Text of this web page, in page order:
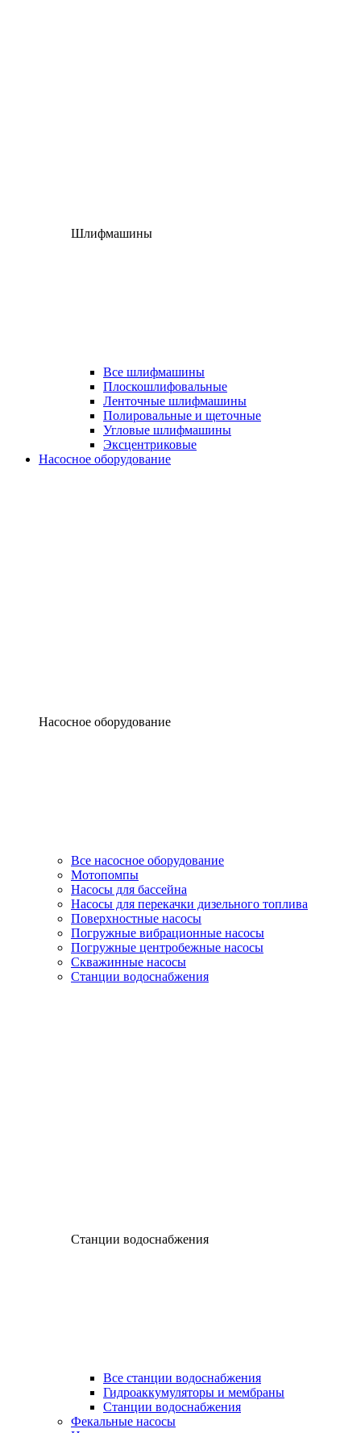
Шлифмашины
Все шлифмашины
Плоскошлифовальные
Ленточные шлифмашины
Полировальные и щеточные
Угловые шлифмашины
Эксцентриковые
Насосное оборудование
Насосное оборудование
Все насосное оборудование
Мотопомпы
Насосы для бассейна
Насосы для перекачки дизельного топлива
Поверхностные насосы
Погружные вибрационные насосы
Погружные центробежные насосы
Скважинные насосы
Станции водоснабжения
Станции водоснабжения
Все станции водоснабжения
Гидроаккумуляторы и мембраны
Станции водоснабжения
Фекальные насосы